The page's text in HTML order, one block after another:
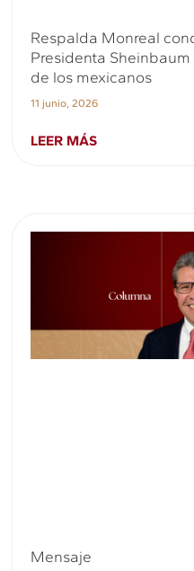
Respalda Monreal
Presidenta
de los mexicanos
11 junio, 2026
LEER MÁS
Mensaje